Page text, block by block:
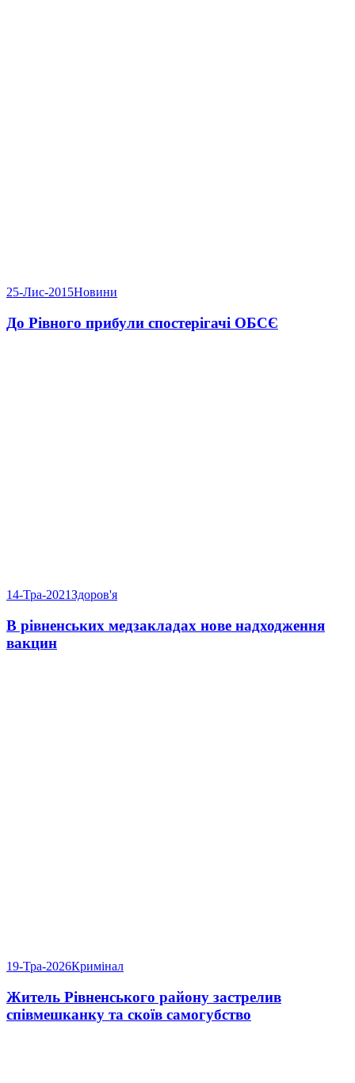
25-Лис-2015Новини
До Рівного прибули спостерігачі ОБСЄ
14-Тра-2021Здоров'я
В рівненських медзакладах нове надходження
вакцин
19-Тра-2026Кримінал
Житель Рівненського району застрелив
співмешканку та скоїв самогубство